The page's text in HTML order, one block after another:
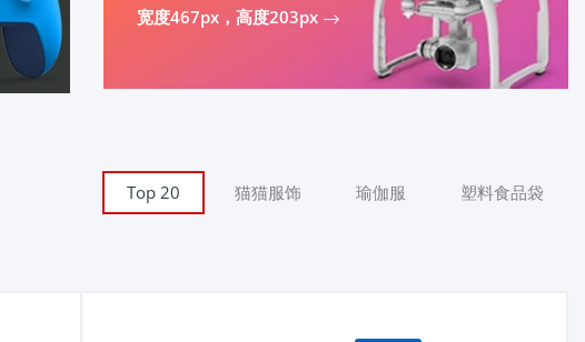
宽度467px，高度203px
Top 20 猫猫服饰 瑜伽服 塑料食品袋